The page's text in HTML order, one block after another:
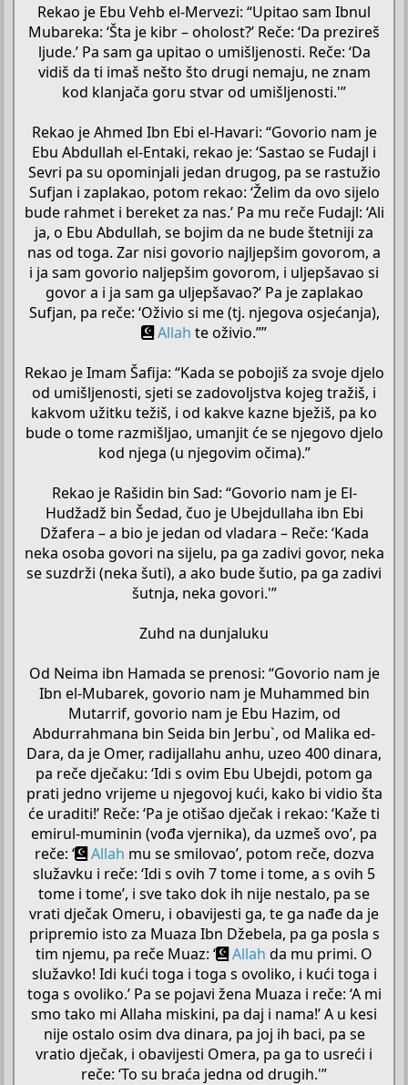
m
e
u
m
Rekao je Ebu Vehb el-Mervezi: “Upitao sam Ibnul
Mubareka: ‘Šta je kibr – oholost?’ Reče: ‘Da prezireš
ljude.’ Pa sam ga upitao o umišljenosti. Reče: ‘Da
vidiš da ti imaš nešto što drugi nemaju, ne znam
kod klanjača goru stvar od umišljenosti.'”
Rekao je Ahmed Ibn Ebi el-Havari: “Govorio nam je
Ebu Abdullah el-Entaki, rekao je: ‘Sastao se Fudajl i
Sevri pa su opominjali jedan drugog, pa se rastužio
Sufjan i zaplakao, potom rekao: ‘Želim da ovo sijelo
bude rahmet i bereket za nas.’ Pa mu reče Fudajl: ‘Ali
ja, o Ebu Abdullah, se bojim da ne bude štetniji za
nas od toga. Zar nisi govorio najljepšim govorom, a
i ja sam govorio naljepšim govorom, i uljepšavao si
govor a i ja sam ga uljepšavao?’ Pa je zaplakao
Sufjan, pa reče: ‘Oživio si me (tj. njegova osjećanja),
Allah te oživio.””
Rekao je Imam Šafija: “Kada se pobojiš za svoje djelo
od umišljenosti, sjeti se zadovoljstva kojeg tražiš, i
kakvom užitku težiš, i od kakve kazne bježiš, pa ko
bude o tome razmišljao, umanjit će se njegovo djelo
kod njega (u njegovim očima).”
Rekao je Rašidin bin Sad: “Govorio nam je El-
Hudžadž bin Šedad, čuo je Ubejdullaha ibn Ebi
Džafera – a bio je jedan od vladara – Reče: ‘Kada
neka osoba govori na sijelu, pa ga zadivi govor, neka
se suzdrži (neka šuti), a ako bude šutio, pa ga zadivi
šutnja, neka govori.'”
Zuhd na dunjaluku
Od Neima ibn Hamada se prenosi: “Govorio nam je
Ibn el-Mubarek, govorio nam je Muhammed bin
Mutarrif, govorio nam je Ebu Hazim, od
Abdurrahmana bin Seida bin Jerbu`, od Malika ed-
Dara, da je Omer, radijallahu anhu, uzeo 400 dinara,
pa reče dječaku: ‘Idi s ovim Ebu Ubejdi, potom ga
prati jedno vrijeme u njegovoj kući, kako bi vidio šta
će uraditi!’ Reče: ‘Pa je otišao dječak i rekao: ‘Kaže ti
emirul-muminin (vođa vjernika), da uzmeš ovo’, pa
reče: ‘
Allah mu se smilovao’, potom reče, dozva
služavku i reče: ‘Idi s ovih 7 tome i tome, a s ovih 5
tome i tome’, i sve tako dok ih nije nestalo, pa se
vrati dječak Omeru, i obavijesti ga, te ga nađe da je
pripremio isto za Muaza Ibn Džebela, pa ga posla s
tim njemu, pa reče Muaz: ‘
Allah da mu primi. O
služavko! Idi kući toga i toga s ovoliko, i kući toga i
toga s ovoliko.’ Pa se pojavi žena Muaza i reče: ‘A mi
smo tako mi Allaha miskini, pa daj i nama!’ A u kesi
nije ostalo osim dva dinara, pa joj ih baci, pa se
vratio dječak, i obavijesti Omera, pa ga to usreći i
reče: ‘To su braća jedna od drugih.'”